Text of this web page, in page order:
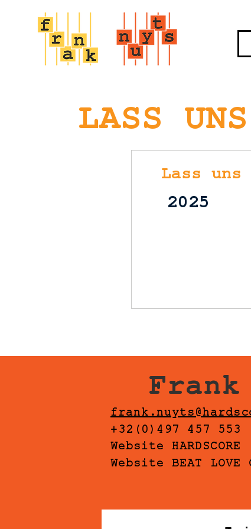
LASS
Lass
2025
+32(0)497 457 553
Website HARDSCORE
Website BEAT LOVE